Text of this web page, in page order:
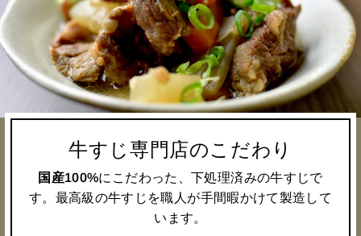
牛すじ専門店のこだわり
国産100%にこだわった、下処理済みの牛すじで
す。最高級の牛すじを職人が手間暇かけて製造して
います。